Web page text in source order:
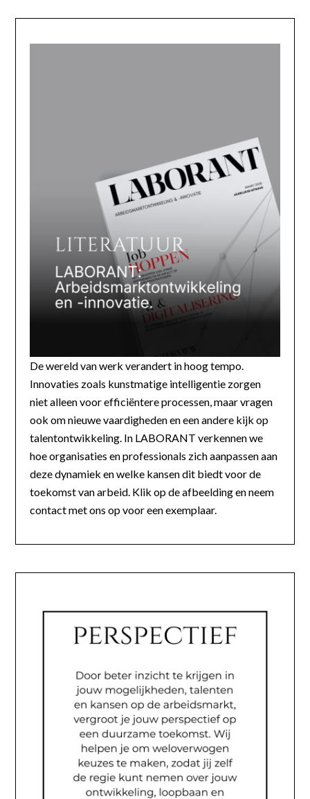
De wereld van werk verandert in hoog tempo.
Innovaties zoals kunstmatige intelligentie zorgen
niet alleen voor efficiëntere processen, maar vragen
ook om nieuwe vaardigheden en een andere kijk op
talentontwikkeling. In LABORANT verkennen we
hoe organisaties en professionals zich aanpassen aan
deze dynamiek en welke kansen dit biedt voor de
toekomst van arbeid. Klik op de afbeelding en neem
contact met ons op voor een exemplaar.